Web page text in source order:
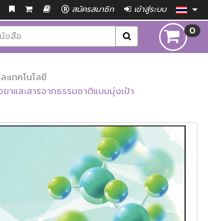
สมัครสมาชิก เข้าสู่ระบบ
0
เทคโนโลยี
าและสารจากธรรมชาติแบบมุ่งเป้า